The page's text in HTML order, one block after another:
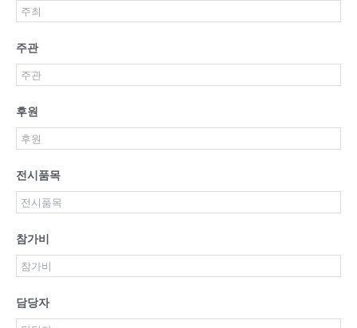
주관
후원
전시품목
참가비
담당자